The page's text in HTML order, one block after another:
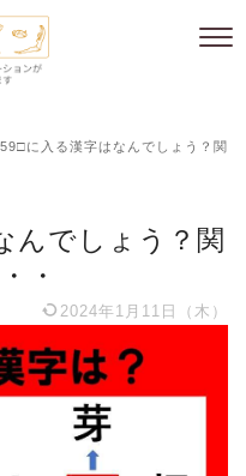
に入る漢字はなんでしょう？関
んでしょう？関
・
2024年1月11日（木）